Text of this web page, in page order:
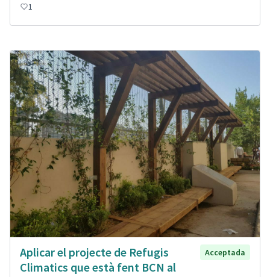
1
Aplicar el projecte de Refugis
Climatics que està fent BCN al
Acceptada